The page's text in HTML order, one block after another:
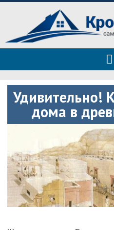
Roof tops —
советы
Полезные советы при
Удивительно!
дома в